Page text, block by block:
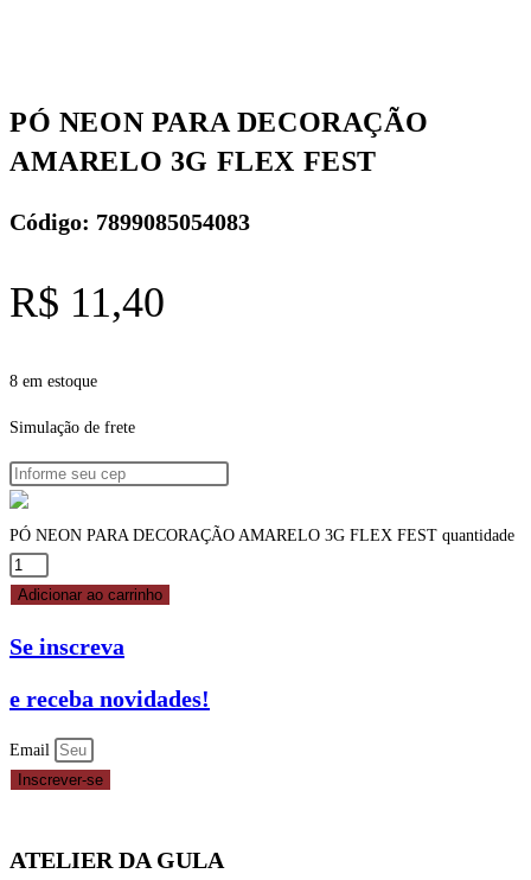
PÓ NEON PARA DECORAÇÃO
AMARELO 3G FLEX FEST
Código: 7899085054083
R$ 11,40
8 em estoque
Simulação de frete
PÓ NEON PARA DECORAÇÃO AMARELO 3G FLEX FEST quantidade
Adicionar ao carrinho
Se inscreva
e receba novidades!
Email
Inscrever-se
ATELIER DA GULA